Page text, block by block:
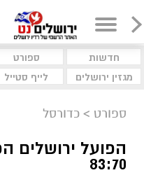
חדשות ספורט
מגזין ירושלים
לייף סטייל
ספורט > כדורסל
הפועל ירושלים
83:70